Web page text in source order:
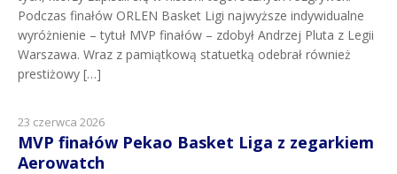
Podczas finałów ORLEN Basket Ligi najwyższe indywidualne
wyróżnienie – tytuł MVP finałów – zdobył Andrzej Pluta z Legii
Warszawa. Wraz z pamiątkową statuetką odebrał również
prestiżowy […]
23 czerwca 2026
MVP finałów Pekao Basket Liga z zegarkiem
Aerowatch